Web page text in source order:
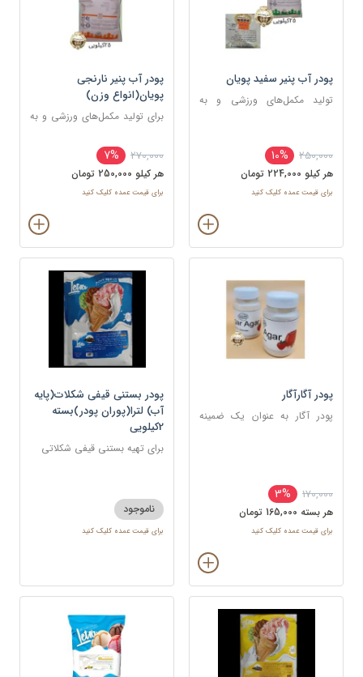
پودر آب پنیر سفید پویان
تولید مکمل‌های ورزشی و به
250,000
10%
هر کيلو 224,000 تومان
برای قیمت عمده کلیک کنید
پودر آب پنیر نارنجی
پویان(انواع وزن)
برای تولید مکمل‌های ورزشی و به
چیپس‌ها
270,000
7%
هر کيلو 250,000 تومان
برای قیمت عمده کلیک کنید
پودر آگارآگار
پودر آگار به عنوان یک ضمینه
170,000
3%
هر بسته 165,000 تومان
برای قیمت عمده کلیک کنید
پودر بستنی قیفی شکلات(پایه
آب) لترا(پوران پودر)بسته
2کیلویی
برای تهیه بستنی قیفی شکلاتی
ناموجود
برای قیمت عمده کلیک کنید